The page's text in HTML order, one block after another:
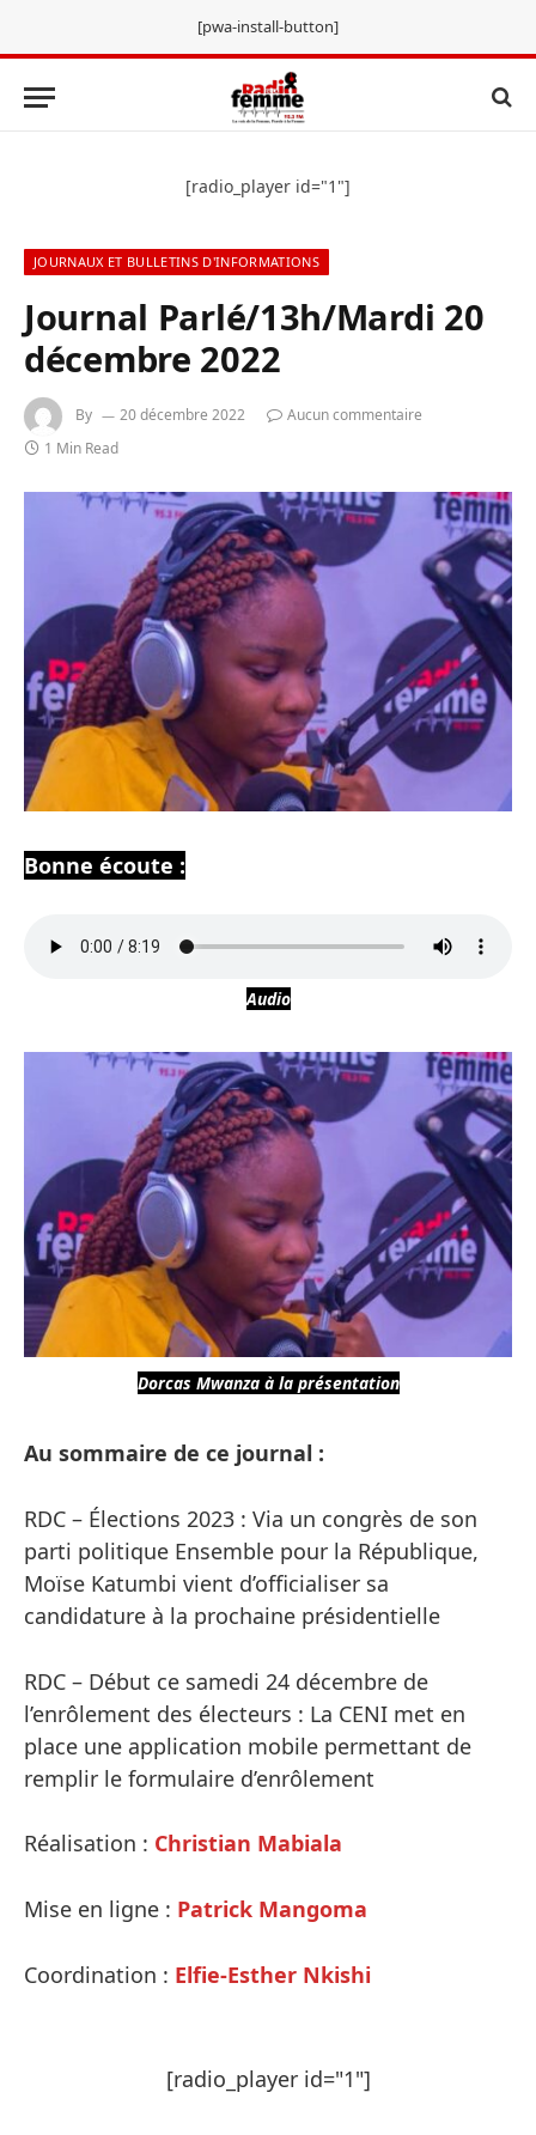
[pwa-install-button]
[radio_player id="1"]
JOURNAUX ET BULLETINS D'INFORMATIONS
Journal Parlé/13h/Mardi 20
décembre 2022
By 20 décembre 2022
Aucun commentaire
1 Min Read
Bonne écoute :
Audio
Dorcas Mwanza à la présentation
Au sommaire de ce journal :
RDC – Élections 2023 : Via un congrès de son
parti politique Ensemble pour la République,
Moïse Katumbi vient d’officialiser sa
candidature à la prochaine présidentielle
RDC – Début ce samedi 24 décembre de
l’enrôlement des électeurs : La CENI met en
place une application mobile permettant de
remplir le formulaire d’enrôlement
Réalisation : Christian Mabiala
Mise en ligne : Patrick Mangoma
Coordination : Elfie-Esther Nkishi
[radio_player id="1"]